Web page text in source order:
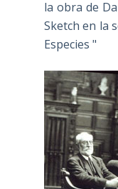
la obra de
Sketch en la
Especies "